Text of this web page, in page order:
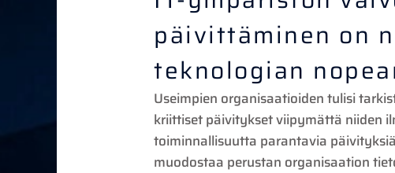
päivittäminen on
teknologian
Useimpien organisaatioiden tulisi
kriittiset päivitykset viipymättä niiden
toiminnallisuutta parantavia
muodostaa perustan organisaation